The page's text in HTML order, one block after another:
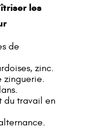
les
de
zinc.
zinguerie.
du travail en